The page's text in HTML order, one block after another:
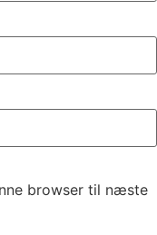
browser til næste